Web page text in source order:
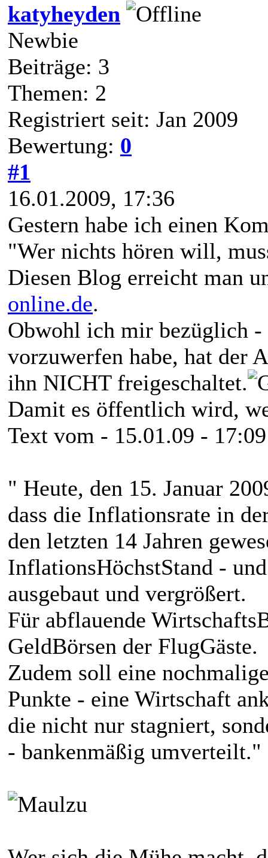
katyheyden
Newbie
Beiträge: 3
Themen: 2
Registriert seit: Jan 2009
Bewertung: 0
#1
16.01.2009, 17:36
Gestern habe ich einen
"Wer nichts hören will,
Diesen Blog erreicht man
online.de.
Obwohl ich mir bezüglich -
vorzuwerfen habe, hat der
ihn NICHT freigeschaltet.
Damit es öffentlich wird,
Text vom - 15.01.09 -
" Heute, den 15. Januar
dass die Inflationsrate in
den letzten 14 Jahren
InflationsHöchstStand -
ausgebaut und vergrößert.
Für abflauende
GeldBörsen der FlugGäste.
Zudem soll eine
Punkte - eine Wirtschaft
die nicht nur stagniert,
- bankenmäßig